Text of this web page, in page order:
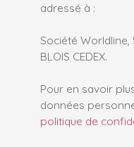
adressé à :
Société Worldline,
BLOIS CEDEX.
Pour en savoir
données
politique de